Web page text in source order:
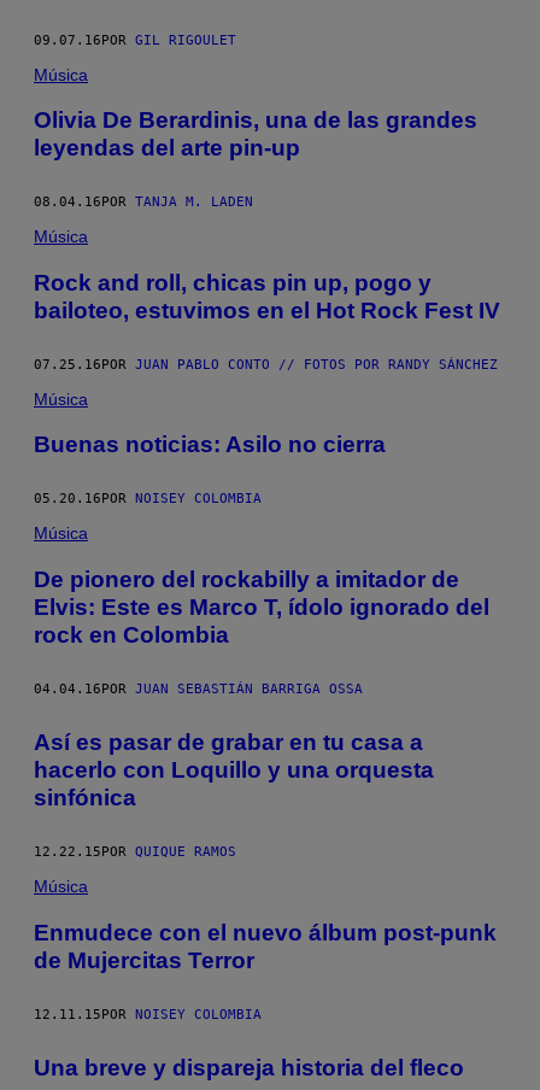
09.07.16POR GIL RIGOULET
Música
Olivia De Berardinis, una de las grandes
leyendas del arte pin-up
08.04.16 POR TANJA M. LADEN
Música
Rock and roll, chicas pin up, pogo y
bailoteo, estuvimos en el Hot Rock Fest IV
07.25.16POR JUAN PABLO CONTO // FOTOS POR RANDY SÁNCHEZ
Música
Buenas noticias: Asilo no cierra
05.20.16 POR NOISEY COLOMBIA
Música
De pionero del rockabilly a imitador de
Elvis: Este es Marco T, ídolo ignorado del
rock en Colombia
04.04.16POR JUAN SEBASTIÁN BARRIGA OSSA
Así es pasar de grabar en tu casa a
hacerlo con Loquillo y una orquesta
sinfónica
12.22.15 POR QUIQUE RAMOS
Música
Enmudece con el nuevo álbum post-punk
de Mujercitas Terror
12.11.15POR NOISEY COLOMBIA
Una breve y dispareja historia del fleco